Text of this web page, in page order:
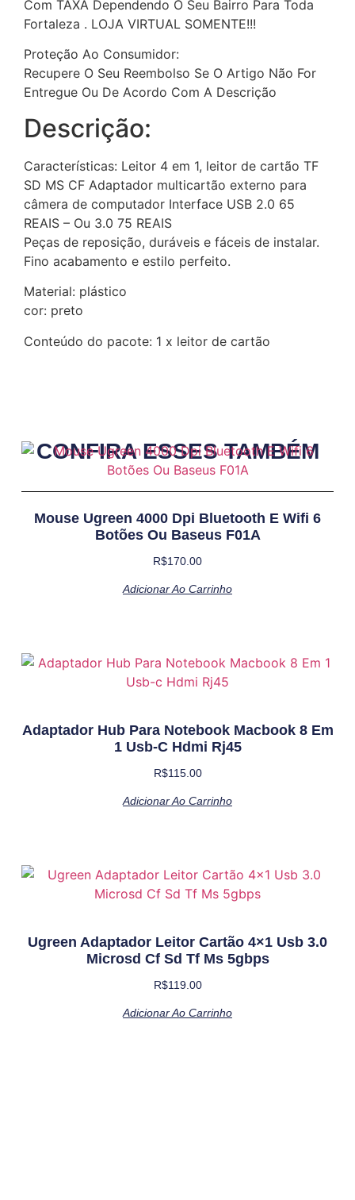
Com TAXA Dependendo O Seu Bairro Para Toda
Fortaleza . LOJA VIRTUAL SOMENTE!!!
Proteção Ao Consumidor:
Recupere O Seu Reembolso Se O Artigo Não For
Entregue Ou De Acordo Com A Descrição
Descrição:
Características: Leitor 4 em 1, leitor de cartão TF
SD MS CF Adaptador multicartão externo para
câmera de computador Interface USB 2.0 65
REAIS – Ou 3.0 75 REAIS
Peças de reposição, duráveis e fáceis de instalar.
Fino acabamento e estilo perfeito.
Material: plástico
cor: preto
Conteúdo do pacote: 1 x leitor de cartão
CONFIRA ESSES TAMBÉM
Mouse Ugreen 4000 Dpi Bluetooth E Wifi 6
Botões Ou Baseus F01A
R$170.00
Adicionar Ao Carrinho
Adaptador Hub Para Notebook Macbook 8 Em
1 Usb-C Hdmi Rj45
R$115.00
Adicionar Ao Carrinho
Ugreen Adaptador Leitor Cartão 4×1 Usb 3.0
Microsd Cf Sd Tf Ms 5gbps
R$119.00
Adicionar Ao Carrinho